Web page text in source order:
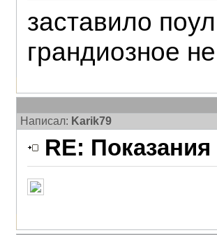
заставило
грандиозное
Написал: Karik79
RE: